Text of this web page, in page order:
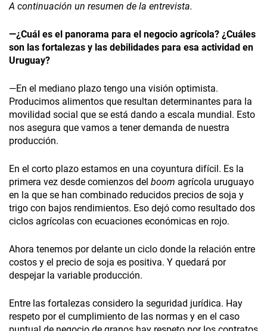
A continuación un resumen de la entrevista.
—¿Cuál es el panorama para el negocio agrícola? ¿Cuáles
son las fortalezas y las debilidades para esa actividad en
Uruguay?
—En el mediano plazo tengo una visión optimista.
Producimos alimentos que resultan determinantes para la
movilidad social que se está dando a escala mundial. Esto
nos asegura que vamos a tener demanda de nuestra
producción.
En el corto plazo estamos en una coyuntura difícil. Es la
primera vez desde comienzos del boom agrícola uruguayo
en la que se han combinado reducidos precios de soja y
trigo con bajos rendimientos. Eso dejó como resultado dos
ciclos agrícolas con ecuaciones económicas en rojo.
Ahora tenemos por delante un ciclo donde la relación entre
costos y el precio de soja es positiva. Y quedará por
despejar la variable producción.
Entre las fortalezas considero la seguridad jurídica. Hay
respeto por el cumplimiento de las normas y en el caso